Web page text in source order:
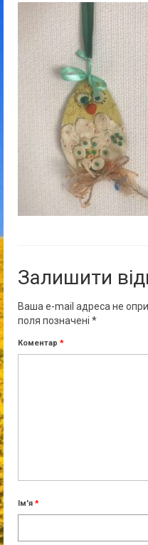
Батькам та учням
Прозорість та
Залишити
Ваша e-mail адреса не
поля позначені *
Коментар *
Ім'я *